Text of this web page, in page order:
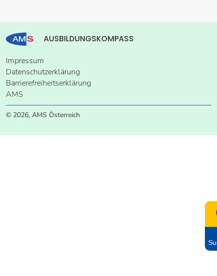
AUSBILDUNGSKOMPASS
Impressum
Datenschutzerklärung
Barrierefreiheitserklärung
AMS
© 2026, AMS Österreich